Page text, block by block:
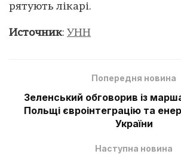
рятують лікарі.
Источник: УНН
Попередня новина
Зеленський обговорив із
Польщі євроінтеграцію та
України
Наступна новина